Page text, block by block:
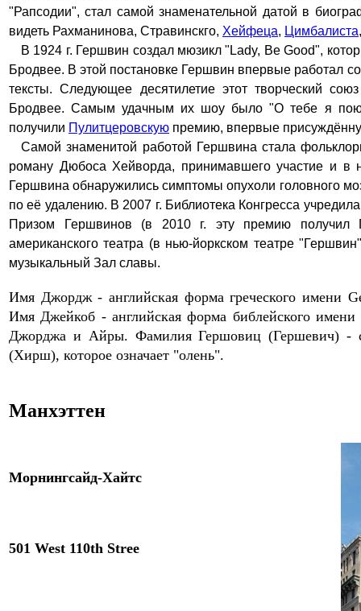
"Рапсодии", стал самой знаменательной датой в
видеть Рахманинова, Стравинскго, Хейфеца, Цимбалиста
В 1924 г. Гершвин создал мюзикл "Lady, Be Good",
Бродвее. В этой постановке Гершвин впервые работал
тексты. Следующее десятилетие этот творческий
Бродвее. Самым удачным их шоу было "О тебе я
получили Пулитцеровскую премию, впервые
Самой знаменитой работой Гершвина стала
роману Дюбоса Хейворда, принимавшего участие и в
Гершвина обнаружились симптомы опухоли головного
по её удалению. В 2007 г. Библиотека Конгресса
Призом Гершвинов (в 2010 г. эту премию получил
американского театра (в нью-йоркском театре "Гершвин
музыкальный Зал славы.
Имя Джордж - английская форма греческого имени
Имя Джейкоб - английская форма библейского имени
Джорджа и Айры. Фамилия Гершовиц (Гершевич) -
(Хирш), которое означает "олень".
Манхэттен
Морнингсайд-Хайтс
501 West 110th Stree